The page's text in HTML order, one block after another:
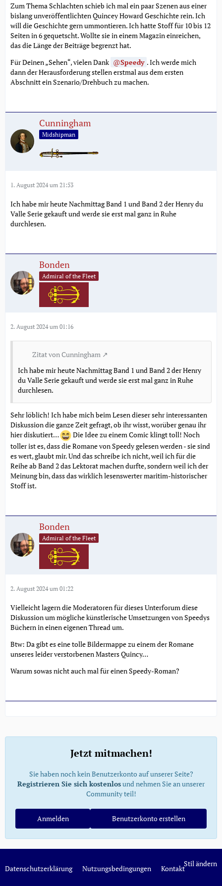
Zum Thema Schlachten schieb ich mal ein paar Szenen aus einer
bislang unveröffentlichten Quincey Howard Geschichte rein. Ich
will die Geschichte gern ummontieren. Ich hatte Stoff für 10 bis 12
Seiten in 6 gequetscht. Wollte sie in einem Magazin einreichen,
das die Länge der Beiträge begrenzt hat.
Für Deinen „Sehen“, vielen Dank
Speedy . Ich werde mich
dann der Herausforderung stellen erstmal aus dem ersten
Abschnitt ein Szenario/Drehbuch zu machen.
Cunningham
Midshipman
1. August 2024 um 21:53
Ich habe mir heute Nachmittag Band 1 und Band 2 der Henry du
Valle Serie gekauft und werde sie erst mal ganz in Ruhe
durchlesen.
Bonden
Admiral of the Fleet
2. August 2024 um 01:16
Zitat von Cunningham
Ich habe mir heute Nachmittag Band 1 und Band 2 der Henry
du Valle Serie gekauft und werde sie erst mal ganz in Ruhe
durchlesen.
Sehr löblich! Ich habe mich beim Lesen dieser sehr interessanten
Diskussion die ganze Zeit gefragt, ob ihr wisst, worüber genau ihr
hier diskutiert…
Die Idee zu einem Comic klingt toll! Noch
toller ist es, dass die Romane von Speedy gelesen werden - sie sind
es wert, glaubt mir. Und das schreibe ich nicht, weil ich für die
Reihe ab Band 2 das Lektorat machen durfte, sondern weil ich der
Meinung bin, dass das wirklich lesenswerter maritim-historischer
Stoff ist.
Bonden
Admiral of the Fleet
2. August 2024 um 01:22
Vielleicht lagern die Moderatoren für dieses Unterforum diese
Diskussion um mögliche künstlerische Umsetzungen von Speedys
Büchern in einen eigenen Thread um.
Btw: Da gibt es eine tolle Bildermappe zu einem der Romane
unseres leider verstorbenen Masters Quincy…
Warum sowas nicht auch mal für einen Speedy-Roman?
Jetzt mitmachen!
Sie haben noch kein Benutzerkonto auf unserer Seite?
Registrieren Sie sich kostenlosund nehmen Sie an unserer
Community teil!
Benutzerkonto erstellen
Anmelden
Stil ändern
Datenschutzerklärung Nutzungsbedingungen Kontakt